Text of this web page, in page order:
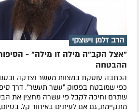
הרב זלמן וישצקי
"אצל הקב"ה מילה זו מילה" -
ההבטחה
הכתבה עוסקת במצוות מעשר וצדקה
כפי שמובטח בפסוק ״עשר תעשר״. דרך
שתרם וחיכה לקבל פי עשרה מחצין את
מתקיימת, גם אם לעיתים באיחור קל.